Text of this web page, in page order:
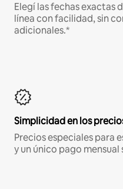
Elegí las fechas exactas
línea con facilidad, sin
adicionales.*
Simplicidad en los
Precios especiales para
y un único pago